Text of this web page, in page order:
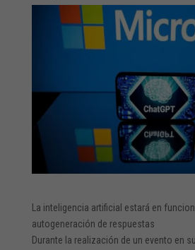
La inteligencia artificial estará en
autogeneración de respuestas
Durante la realización de un evento en